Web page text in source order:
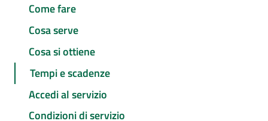
Come fare
Cosa serve
Cosa si ottiene
Tempi e scadenze
Accedi al servizio
Condizioni di servizio